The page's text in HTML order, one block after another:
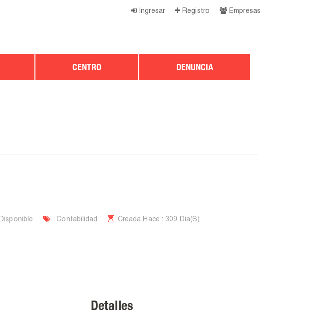
Empresas
Registro
Ingresar
CENTRO DENUNCIA
Contabilidad Creada Hace : 309 Dia(s)
Detalles